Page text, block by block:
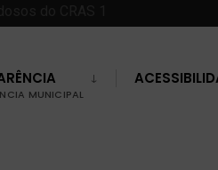
MUNICIPAL